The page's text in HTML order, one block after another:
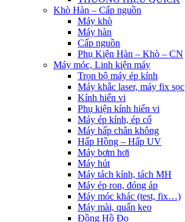
Khò Hàn – Cấp nguồn
Máy khò
Máy hàn
Cấp nguồn
Phụ Kiện Hàn – Khò – CN
Máy móc, Linh kiện máy
Trọn bộ máy ép kính
Máy khắc laser, máy fix sọc
Kính hiển vi
Phụ kiện kính hiển vi
Máy ép kính, ép cổ
Máy hấp chân không
Hấp Hồng – Hấp UV
Máy bơm hơi
Máy hút
Máy tách kính, tách MH
Máy ép ron, đóng áp
Máy móc khác (test, fix…)
Máy mài, quấn keo
Đồng Hồ Đo